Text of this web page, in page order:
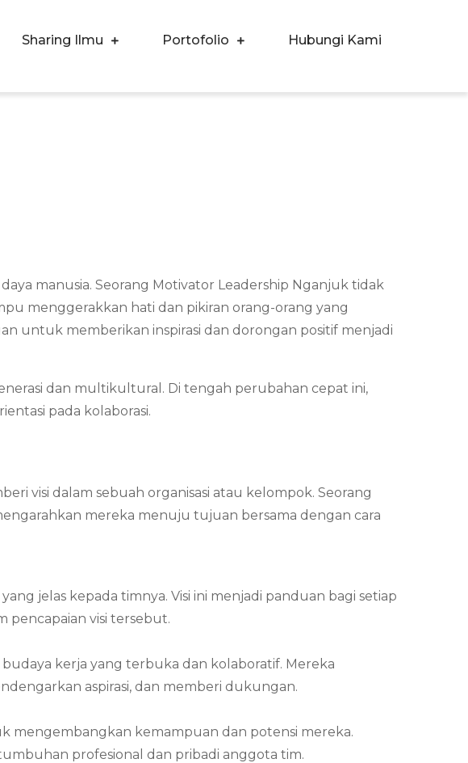
Sharing Ilmu Portofolio Hubungi Kami
manusia. Seorang Motivator Leadership Nganjuk tidak
menggerakkan hati dan pikiran orang-orang yang
untuk memberikan inspirasi dan dorongan positif menjadi
dan multikultural. Di tengah perubahan cepat ini,
pada kolaborasi.
visi dalam sebuah organisasi atau kelompok. Seorang
mereka menuju tujuan bersama dengan cara
jelas kepada timnya. Visi ini menjadi panduan bagi setiap
visi tersebut.
kerja yang terbuka dan kolaboratif. Mereka
aspirasi, dan memberi dukungan.
mengembangkan kemampuan dan potensi mereka.
profesional dan pribadi anggota tim.